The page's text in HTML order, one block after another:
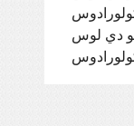
دي لوس